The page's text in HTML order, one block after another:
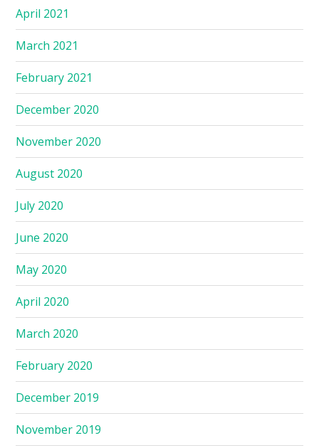
April 2021
March 2021
February 2021
December 2020
November 2020
August 2020
July 2020
June 2020
May 2020
April 2020
March 2020
February 2020
December 2019
November 2019